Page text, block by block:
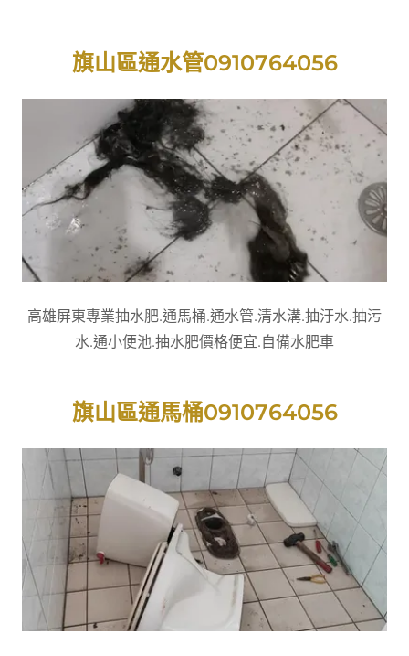
旗山區通水管0910764056
高雄屏東專業抽水肥.通馬桶.通水管.清水溝.抽汙水.抽污
水.通小便池.抽水肥價格便宜.自備水肥車
旗山區通馬桶0910764056